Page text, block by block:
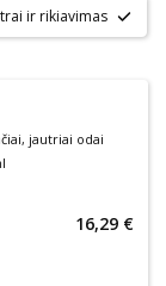
ir rikiavimas
jautriai odai
narių nuolaida
16,29 €